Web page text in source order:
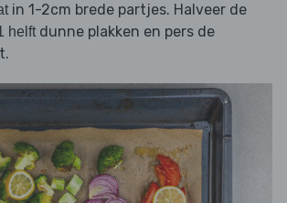
in 1-2cm brede partjes. Halveer de
helftdunne plakken en pers de